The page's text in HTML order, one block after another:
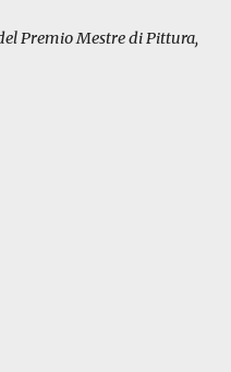
Premio Mestre di Pittura,